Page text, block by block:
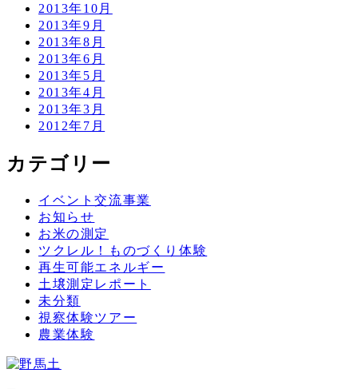
2013年10月
2013年9月
2013年8月
2013年6月
2013年5月
2013年4月
2013年3月
2012年7月
カテゴリー
イベント交流事業
お知らせ
お米の測定
ツクレル！ものづくり体験
再生可能エネルギー
土壌測定レポート
未分類
視察体験ツアー
農業体験